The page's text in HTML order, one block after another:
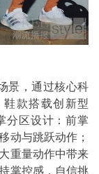
景，通过核心科
款搭载创新型
分区设计：前掌
动与跳跃动作；
重量动作中带来
掌控感，自信挑